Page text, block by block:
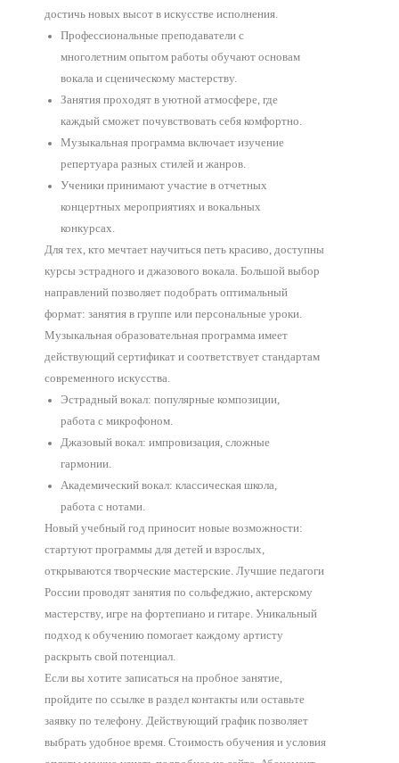
достичь новых высот в искусстве исполнения.
Профессиональные преподаватели с
многолетним опытом работы обучают основам
вокала и сценическому мастерству.
Занятия проходят в уютной атмосфере, где
каждый сможет почувствовать себя комфортно.
Музыкальная программа включает изучение
репертуара разных стилей и жанров.
Ученики принимают участие в отчетных
концертных мероприятиях и вокальных
конкурсах.
Для тех, кто мечтает научиться петь красиво, доступны
курсы эстрадного и джазового вокала. Большой выбор
направлений позволяет подобрать оптимальный
формат: занятия в группе или персональные уроки.
Музыкальная образовательная программа имеет
действующий сертификат и соответствует стандартам
современного искусства.
Эстрадный вокал: популярные композиции,
работа с микрофоном.
Джазовый вокал: импровизация, сложные
гармонии.
Академический вокал: классическая школа,
работа с нотами.
Новый учебный год приносит новые возможности:
стартуют программы для детей и взрослых,
открываются творческие мастерские. Лучшие педагоги
России проводят занятия по сольфеджио, актерскому
мастерству, игре на фортепиано и гитаре. Уникальный
подход к обучению помогает каждому артисту
раскрыть свой потенциал.
Если вы хотите записаться на пробное занятие,
пройдите по ссылке в раздел контакты или оставьте
заявку по телефону. Действующий график позволяет
выбрать удобное время. Стоимость обучения и условия